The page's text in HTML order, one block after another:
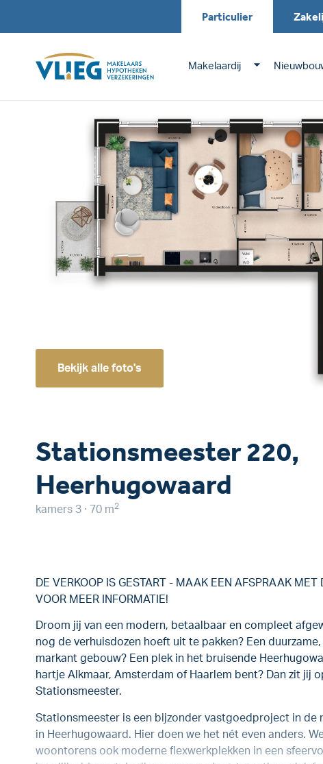
Particulier
Makelaardij
Bekijk alle foto's
Stationsmeester 220,
Heerhugowaard
kamers 3 · 70 m2
DE VERKOOP IS GESTART - MAAK EEN AFSPRAAK
VOOR MEER INFORMATIE!
Droom jij van een modern, betaalbaar en compleet
nog de verhuisdozen hoeft uit te pakken? Een
markant gebouw? Een plek in het bruisende
hartje Alkmaar, Amsterdam of Haarlem bent? Dan zit jij
Stationsmeester.
Stationsmeester is een bijzonder vastgoedproject in de
in Heerhugowaard. Hier doen we het nét even anders.
woontorens ook moderne flexwerkplekken in een